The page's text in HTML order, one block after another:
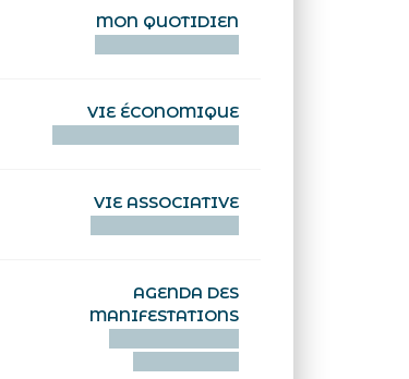
MON QUOTIDIEN
VIE ÉCONOMIQUE
VIE ASSOCIATIVE
AGENDA DES
MANIFESTATIONS